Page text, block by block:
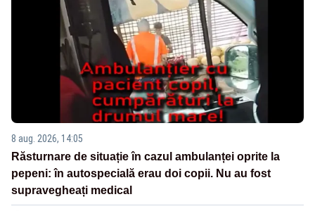
8 aug. 2026, 14:05
Răsturnare de situație în cazul ambulanței oprite la
pepeni: în autospecială erau doi copii. Nu au fost
supravegheați medical